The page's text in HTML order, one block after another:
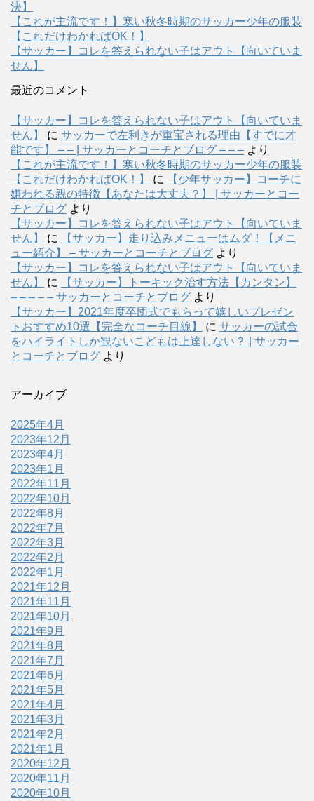
決】
【これが主流です！】寒い秋冬時期のサッカー少年の服装
【これだけわかればOK！】
【サッカー】コレを答えられない子はアウト【向いていま
せん】
最近のコメント
【サッカー】コレを答えられない子はアウト【向いていま
せん】
に サッカーで左利きが重宝される理由【すでに才
能です】 – – | サッカーとコーチとブログ – – – より
【これが主流です！】寒い秋冬時期のサッカー少年の服装
【これだけわかればOK！】
に
【少年サッカー】コーチに
嫌われる親の特徴【あなたは大丈夫？】 | サッカーとコー
チとブログ より
【サッカー】コレを答えられない子はアウト【向いていま
せん】
に
【サッカー】走り込みメニューはムダ！【メニ
ュー紹介】 – サッカーとコーチとブログ より
【サッカー】コレを答えられない子はアウト【向いていま
せん】
に
【サッカー】トーキック治す方法【カンタン】
– – – – – サッカーとコーチとブログ より
【サッカー】2021年度卒団式でもらって嬉しいプレゼン
トおすすめ10選【完全なコーチ目線】
に サッカーの試合
をハイライトしか観ないこどもは上達しない？ | サッカー
とコーチとブログ より
アーカイブ
2025年4月
2023年12月
2023年4月
2023年1月
2022年11月
2022年10月
2022年8月
2022年7月
2022年3月
2022年2月
2022年1月
2021年12月
2021年11月
2021年10月
2021年9月
2021年8月
2021年7月
2021年6月
2021年5月
2021年4月
2021年3月
2021年2月
2021年1月
2020年12月
2020年11月
2020年10月